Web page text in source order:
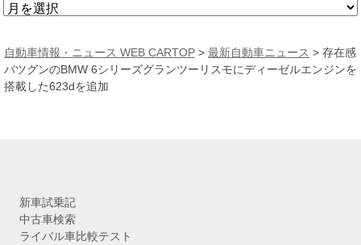
ア
カ
イ
ブ
自動車情報・ニュース WEB CARTOP > 最新自動車ニュース > 存在感
バツグンのBMW 6シリーズグランツーリスモにディーゼルエンジンを
搭載した623dを追加
新車試乗記
中古車検索
ライバル車比較テスト